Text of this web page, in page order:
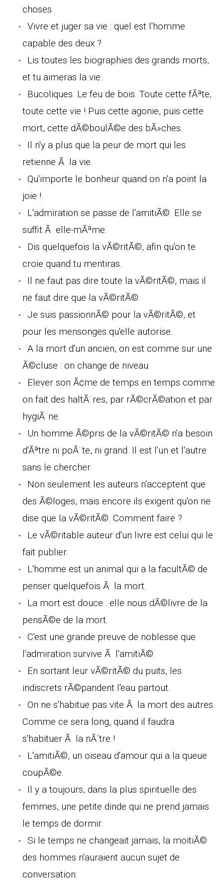
choses.
Vivre et juger sa vie : quel est l'homme
capable des deux ?
Lis toutes les biographies des grands morts,
et tu aimeras la vie.
Bucoliques. Le feu de bois. Toute cette fÃªte,
toute cette vie ! Puis cette agonie, puis cette
mort, cette dÃ©boulÃ©e des bÃ»ches.
Il n'y a plus que la peur de mort qui les
retienne Ã la vie.
Qu'importe le bonheur quand on n'a point la
joie !
L'admiration se passe de l'amitiÃ©. Elle se
suffit Ã elle-mÃªme.
Dis quelquefois la vÃ©ritÃ©, afin qu'on te
croie quand tu mentiras.
Il ne faut pas dire toute la vÃ©ritÃ©, mais il
ne faut dire que la vÃ©ritÃ©.
Je suis passionnÃ© pour la vÃ©ritÃ©, et
pour les mensonges qu'elle autorise.
A la mort d'un ancien, on est comme sur une
Ã©cluse : on change de niveau.
Elever son Ã¢me de temps en temps comme
on fait des haltÃ¨res, par rÃ©crÃ©ation et par
hygiÃ¨ne.
Un homme Ã©pris de la vÃ©ritÃ© n'a besoin
d'Ãªtre ni poÃ¨te, ni grand. Il est l'un et l'autre
sans le chercher.
Non seulement les auteurs n'acceptent que
des Ã©loges, mais encore ils exigent qu'on ne
dise que la vÃ©ritÃ©. Comment faire ?
Le vÃ©ritable auteur d'un livre est celui qui le
fait publier.
L'homme est un animal qui a la facultÃ© de
penser quelquefois Ã la mort.
La mort est douce : elle nous dÃ©livre de la
pensÃ©e de la mort.
C'est une grande preuve de noblesse que
l'admiration survive Ã l'amitiÃ©.
En sortant leur vÃ©ritÃ© du puits, les
indiscrets rÃ©pandent l'eau partout.
On ne s'habitue pas vite Ã la mort des autres.
Comme ce sera long, quand il faudra
s'habituer Ã la nÃ´tre !
L'amitiÃ©, un oiseau d'amour qui a la queue
coupÃ©e.
Il y a toujours, dans la plus spirituelle des
femmes, une petite dinde qui ne prend jamais
le temps de dormir.
Si le temps ne changeait jamais, la moitiÃ©
des hommes n'auraient aucun sujet de
conversation.